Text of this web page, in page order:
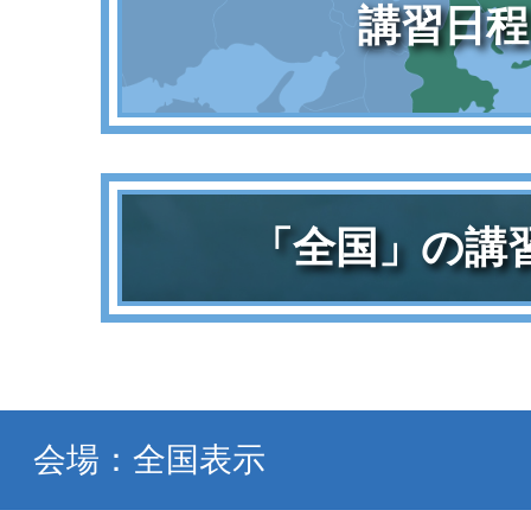
講習日
「全国」の
会場：全国表示